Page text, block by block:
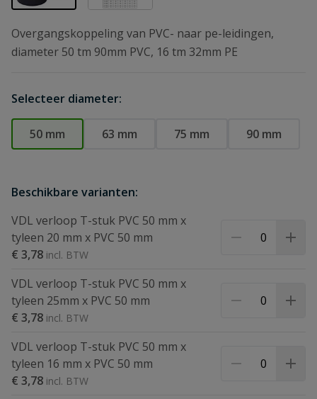
Overgangskoppeling van PVC- naar pe-leidingen,
diameter 50 tm 90mm PVC, 16 tm 32mm PE
Selecteer diameter:
50 mm 63 mm 75 mm 90 mm
Beschikbare varianten:
VDL verloop T-stuk PVC 50 mm x
tyleen 20 mm x PVC 50 mm
€ 3,78
VDL verloop T-stuk PVC 50 mm x
tyleen 25mm x PVC 50 mm
€ 3,78
VDL verloop T-stuk PVC 50 mm x
tyleen 16 mm x PVC 50 mm
€ 3,78